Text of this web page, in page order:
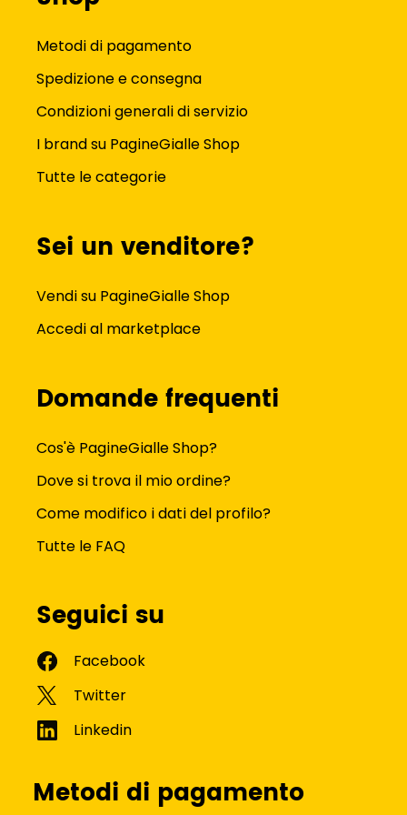
Metodi di pagamento
Spedizione e consegna
Condizioni generali di servizio
I brand su PagineGialle Shop
Tutte le categorie
Sei un venditore?
Vendi su PagineGialle Shop
Accedi al marketplace
Domande frequenti
Cos'è PagineGialle Shop?
Dove si trova il mio ordine?
Come modifico i dati del profilo?
Tutte le FAQ
Seguici su
Metodi di pagamento